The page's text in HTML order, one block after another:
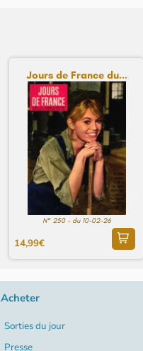
Jours de France du...
N° 250 - du 10-02-26
14,99€
Acheter
Sorties du jour
Presse